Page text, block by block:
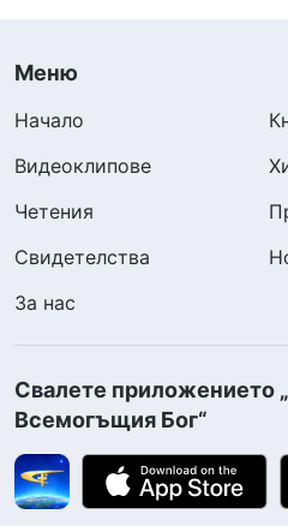
Меню
Начало
Видеоклипове
Четения
Свидетелства
За нас
Свалете приложението
Всемогъщия Бог“